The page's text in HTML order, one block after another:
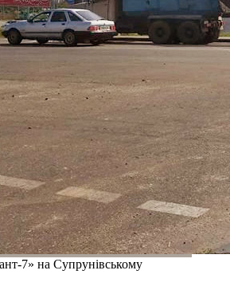
7» на Супрунівському